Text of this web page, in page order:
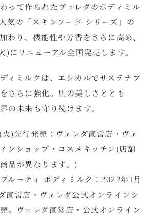
って作られたヴェレダのボディミル
気の「スキンフード シリーズ」の
わり、機能性や芳香をさらに高め、
)にリニューアル全国発売します。
ィミルクは、エシカルでサステナブ
さらに強化。肌の美しさととも
の未来も守り続けます。
)先行発売：ヴェレダ直営店・ヴェ
ンショップ・コスメキッチン(店舗
品が異なります。)
ルーティ ボディミルク：2022年1月
直営店・ヴェレダ公式オンラインシ
。ヴェレダ直営店・公式オンライン